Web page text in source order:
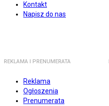
Kontakt
Napisz do nas
REKLAMA I PRENUMERATA
Reklama
Ogłoszenia
Prenumerata